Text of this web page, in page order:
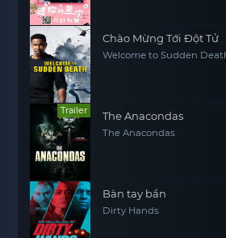
Chào Mừng Tới Đột Tử
Welcome to Sudden
Trailer The Anacondas
The Anacondas
Bàn tay bẩn
Dirty Hands